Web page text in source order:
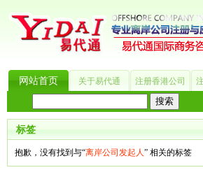
网站首页 关于易代通 注册香港公司
热门搜索：_? 美国公司 BVI公司 英国公司
标签
抱歉，没有找到与“离岸公司发起人” 相关的标签